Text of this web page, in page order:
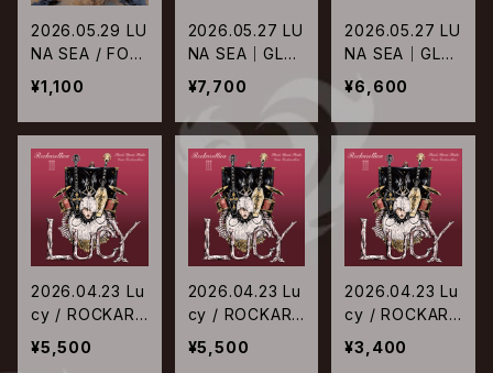
2026.05.29 LU
NA SEA / FOR
EVER
¥1,100
2026.05.27 LU
NA SEA｜GLAY
/ The Millenni
um Eve 2025 i
n Tokyo Dom
e【通常盤Blu-ra
y】
¥7,700
2026.05.27 LU
NA SEA｜GLAY
/ The Millenni
um Eve 2025 i
n Tokyo Dom
e【通常盤DVD】
¥6,600
2026.04.23 Lu
cy / ROCKARO
LLICA Ⅲ【完全
生産限定盤A】
¥5,500
2026.04.23 Lu
cy / ROCKARO
LLICA Ⅲ【完全
生産限定盤B】
¥5,500
2026.04.23 Lu
cy / ROCKARO
LLICA Ⅲ【通常
盤】
¥3,400